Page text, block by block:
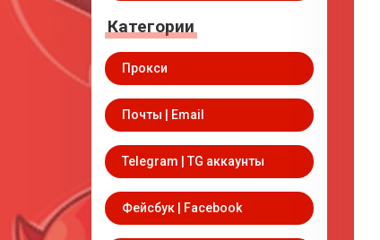
Категории
Прокси
Почты | Email
Telegram | TG аккаунты
Фейсбук | Facebook